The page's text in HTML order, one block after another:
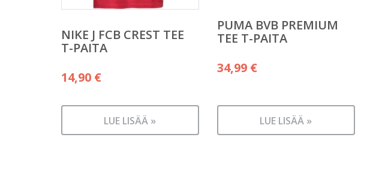
NIKE J FCB CREST TEE
T-PAITA
14,90 €
LUE LISÄÄ »
PUMA BVB PREMIUM
TEE T-PAITA
34,99 €
LUE LISÄÄ »